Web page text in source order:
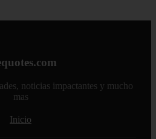
noticias impactantes y mucho
mas
Inicio